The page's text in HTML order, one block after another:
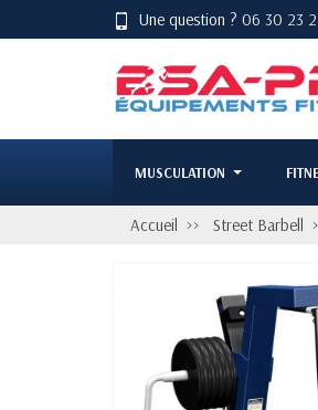
Une question ? 06 30 23
MUSCULATION
Accueil Street Barbell